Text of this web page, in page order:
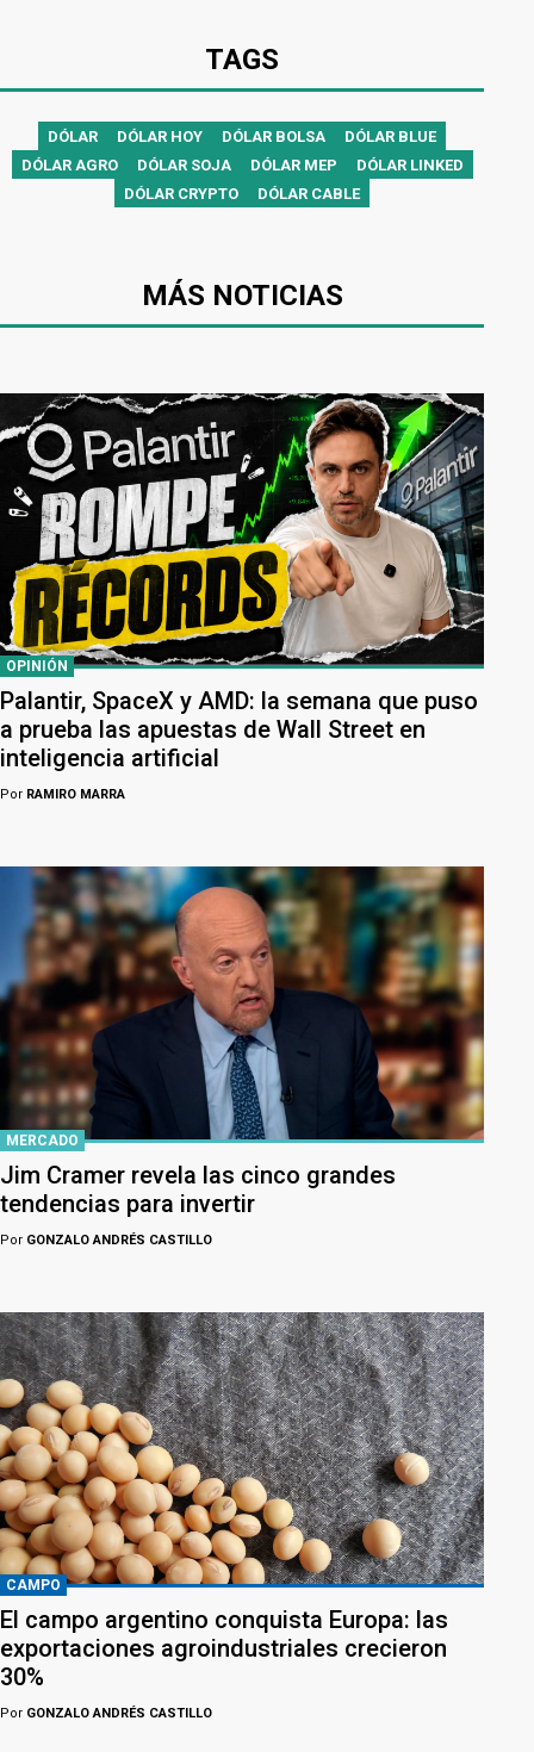
TAGS
DÓLAR DÓLAR HOY DÓLAR BOLSA
DÓLAR BLUE
DÓLAR AGRO
DÓLAR SOJA DÓLAR MEP
DÓLAR LINKED
DÓLAR CRYPTO
DÓLAR CABLE
MÁS NOTICIAS
OPINIÓN
Palantir, SpaceX y AMD: la semana que puso
a prueba las apuestas de Wall Street en
inteligencia artificial
Por RAMIRO MARRA
MERCADO
Jim Cramer revela las cinco grandes
tendencias para invertir
Por GONZALO ANDRÉS CASTILLO
CAMPO
El campo argentino conquista Europa: las
exportaciones agroindustriales crecieron
30%
Por GONZALO ANDRÉS CASTILLO